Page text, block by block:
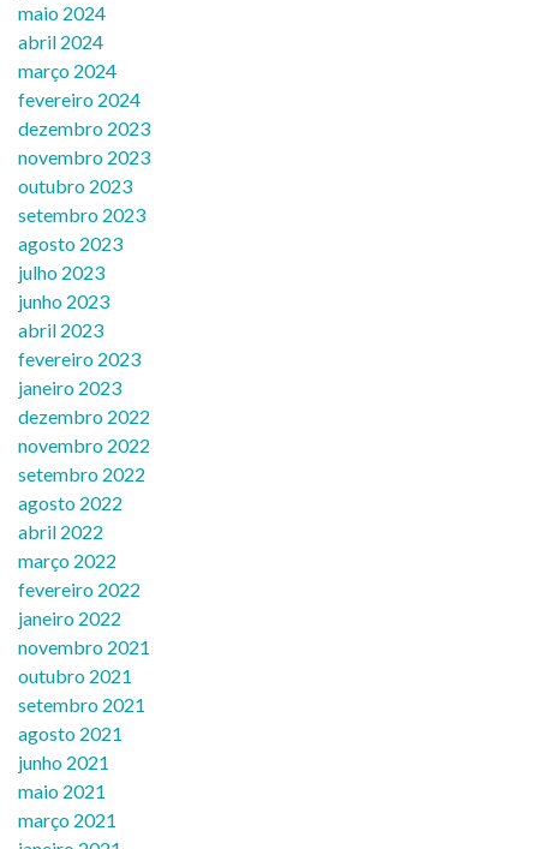
maio 2024
abril 2024
março 2024
fevereiro 2024
dezembro 2023
novembro 2023
outubro 2023
setembro 2023
agosto 2023
julho 2023
junho 2023
abril 2023
fevereiro 2023
janeiro 2023
dezembro 2022
novembro 2022
setembro 2022
agosto 2022
abril 2022
março 2022
fevereiro 2022
janeiro 2022
novembro 2021
outubro 2021
setembro 2021
agosto 2021
junho 2021
maio 2021
março 2021